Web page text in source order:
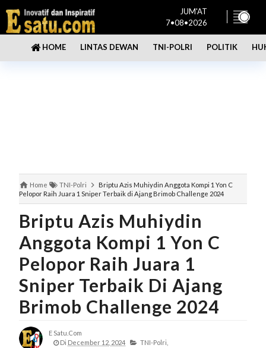
JUM'AT
7•08•2026
HOME LINTAS DEWAN TNI-POLRI POLITIK
Home TNI-Polri
Briptu Azis Muhiydin Anggota Kompi 1 Yon C
Pelopor Raih Juara 1 Sniper Terbaik di Ajang Brimob Challenge 2024
Briptu Azis Muhiydin
Anggota Kompi 1 Yon C
Pelopor Raih Juara 1
Sniper Terbaik Di Ajang
Brimob Challenge 2024
E Satu.com
Di December 12, 2024 TNI-Polri,